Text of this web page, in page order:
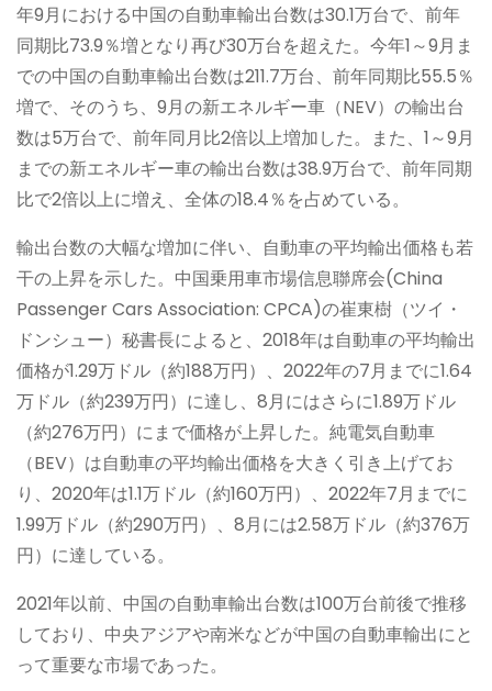
年9月における中国の自動車輸出台数は30.1万台で、前年
同期比73.9％増となり再び30万台を超えた。今年1～9月ま
での中国の自動車輸出台数は211.7万台、前年同期比55.5％
増で、そのうち、9月の新エネルギー車（NEV）の輸出台
数は5万台で、前年同月比2倍以上増加した。また、1～9月
までの新エネルギー車の輸出台数は38.9万台で、前年同期
比で2倍以上に増え、全体の18.4％を占めている。
輸出台数の大幅な増加に伴い、自動車の平均輸出価格も若
干の上昇を示した。中国乗用車市場信息聯席会(China
Passenger Cars Association: CPCA)の崔東樹（ツイ・
ドンシュー）秘書長によると、2018年は自動車の平均輸出
価格が1.29万ドル（約188万円）、2022年の7月までに1.64
万ドル（約239万円）に達し、8月にはさらに1.89万ドル
（約276万円）にまで価格が上昇した。純電気自動車
（BEV）は自動車の平均輸出価格を大きく引き上げてお
り、2020年は1.1万ドル（約160万円）、2022年7月までに
1.99万ドル（約290万円）、8月には2.58万ドル（約376万
円）に達している。
2021年以前、中国の自動車輸出台数は100万台前後で推移
しており、中央アジアや南米などが中国の自動車輸出にと
って重要な市場であった。